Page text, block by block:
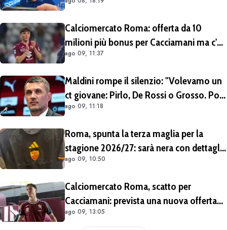
rivedremo in campo tra un mese.
Calciomercato Roma: offerta da 10
milioni più bonus per Cacciamani ma c'è
distanza, interesse anche dell'Inter.
ago 09, 11:37
Maldini rompe il silenzio: "Volevamo un
ct giovane: Pirlo, De Rossi o Grosso. Poi
Malagò mi ha detto: «Pirlo non si può
ago 09, 11:18
Roma, spunta la terza maglia per la
stagione 2026/27: sarà nera con dettagli
giallorossi
ago 09, 10:50
Calciomercato Roma, scatto per
Cacciamani: prevista una nuova offerta
tra oggi e domani
ago 09, 13:05